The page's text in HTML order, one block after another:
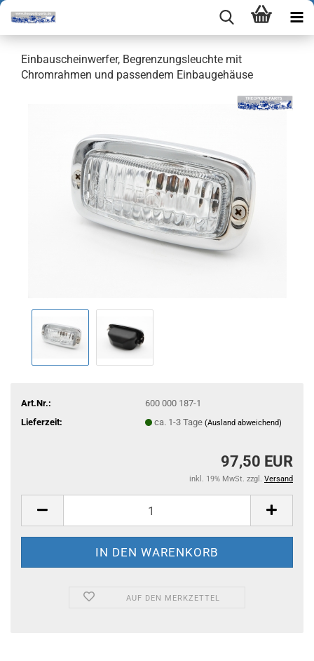
Einbauscheinwerfer, Begrenzungsleuchte mit
Chromrahmen und passendem Einbaugehäuse
Art.Nr.:
600 000 187-1
Lieferzeit:
ca. 1-3 Tage (Ausland abweichend)
97,50 EUR
inkl. 19% MwSt. zzgl. Versand
AUF DEN MERKZETTEL